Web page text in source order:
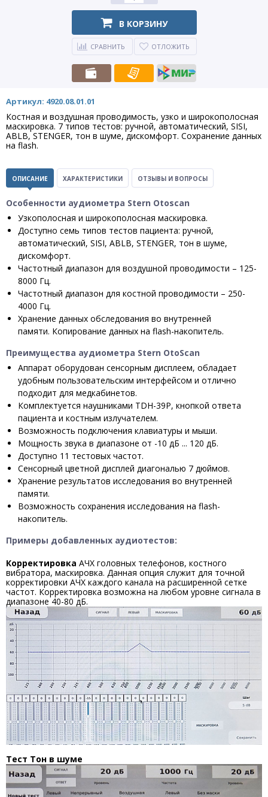
Артикул: 4920.08.01.01
Костная и воздушная проводимость, узко и широкополосная
маскировка. 7 типов тестов: ручной, автоматический, SISI,
ABLB, STENGER, тон в шуме, дискомфорт. Сохранение данных
на flash.
В КОРЗИНУ
СРАВНИТЬ ОТЛОЖИТЬ
ОПИСАНИЕ ХАРАКТЕРИСТИКИ ОТЗЫВЫ И ВОПРОСЫ
Особенности аудиометра Stern Otoscan
Узкополосная и широкополосная маскировка.
Доступно семь типов тестов пациента: ручной,
автоматический, SISI, ABLB, STENGER, тон в шуме,
дискомфорт.
Частотный диапазон для воздушной проводимости – 125-
8000 Гц.
Частотный диапазон для костной проводимости – 250-
4000 Гц.
Хранение данных обследования во внутренней
памяти. Копирование данных на flash-накопитель.
Преимущества аудиометра Stern OtoScan
Аппарат оборудован сенсорным дисплеем, обладает
удобным пользовательским интерфейсом и отлично
подходит для медкабинетов.
Комплектуется наушниками TDH-39P, кнопкой ответа
пациента и костным излучателем.
Возможность подключения клавиатуры и мыши.
Мощность звука в диапазоне от -10 дБ ... 120 дБ.
Доступно 11 тестовых частот.
Сенсорный цветной дисплей диагональю 7 дюймов.
Хранение результатов исследования во внутренней
памяти.
Возможность сохранения исследования на flash-
накопитель.
Примеры добавленных аудиотестов:
Корректировка АЧХ головных телефонов, костного
вибратора, маскировка. Данная опция служит для точной
корректировки АЧХ каждого канала на расширенной сетке
частот. Корректировка возможна на любом уровне сигнала в
диапазоне 40-80 дБ.
Тест Тон в шуме